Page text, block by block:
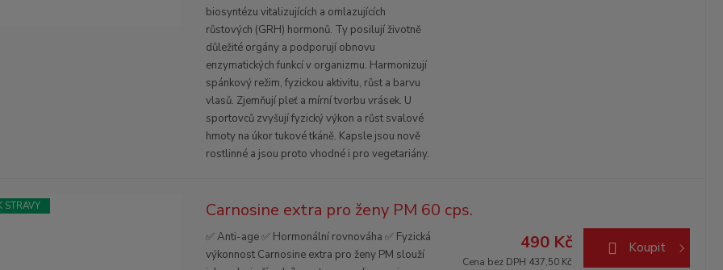
biosyntézu vitalizujících a omlazujících
růstových (GRH) hormonů. Ty posilují životně
důležité orgány a podporují obnovu
enzymatických funkcí v organizmu. Harmonizují
spánkový režim, fyzickou aktivitu, růst a barvu
vlasů. Zjemňují pleť a mírní tvorbu vrásek. U
sportovců zvyšují fyzický výkon a růst svalové
hmoty na úkor tukové tkáně. Kapsle jsou nově
rostlinné a jsou proto vhodné i pro vegetariány.
Carnosine extra pro ženy PM 60 cps.
STRAVY
✅ Anti-age ✅ Hormonální rovnováha ✅ Fyzická
výkonnost Carnosine extra pro ženy PM slouží
490 Kč
Cena bez DPH 437,50 Kč
Koupit